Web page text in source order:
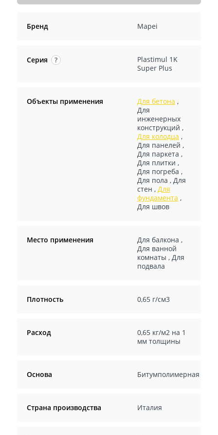
Бренд Mapei
Серия ?
Plastimul 1K
Super Plus
Объекты применения Для бетона ,
Для
инженерных
конструкций ,
Для колодца ,
Для панелей ,
Для паркета ,
Для плитки ,
Для погреба ,
Для пола , Для
стен , Для
фундамента ,
Для швов
Место применения Для балкона ,
Для ванной
комнаты , Для
подвала
Плотность 0,65 г/см3
Расход
0,65 кг/м2 на 1
мм толщины
Основа Битумполимерная
Страна производства Италия